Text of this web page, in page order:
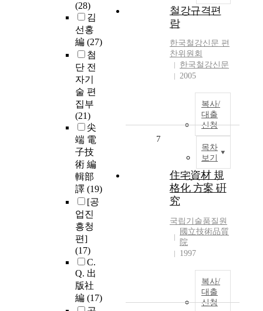
(28)
김
선홍
編 (27)
첨
단 전
자기
술 편
집부
(21)
尖
端 電
子技
術 編
輯部
譯 (19)
[공
업진
흥청
편]
(17)
C.
Q. 出
版社
編 (17)
철강규격편
람
한국철강신문 편
찬위원회
한국철강신문
2005
복사/
대출
신청
목차
보기
7
住宅資材 規
格化 方案 硏
究
국립기술품질원
國立技術品質
院
1997
복사/
대출
신청